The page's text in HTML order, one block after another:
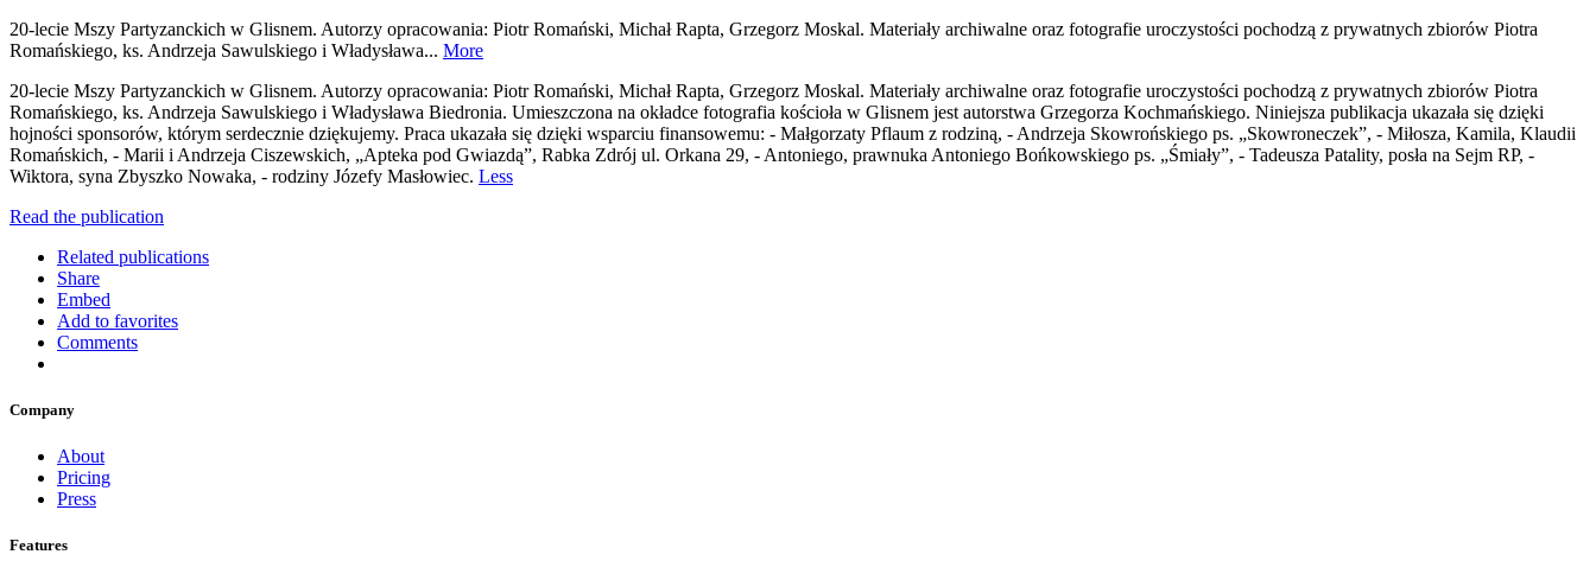
20-lecie Mszy Partyzanckich w Glisnem. Autorzy opracowania: Piotr Romański, Michał Rapta, Grzegorz Moskal. Materiały archiwalne oraz fotografie uroczystości pochodzą z prywatnych zbiorów Piotra
Romańskiego, ks. Andrzeja Sawulskiego i Władysława... More
20-lecie Mszy Partyzanckich w Glisnem. Autorzy opracowania: Piotr Romański, Michał Rapta, Grzegorz Moskal. Materiały archiwalne oraz fotografie uroczystości pochodzą z prywatnych zbiorów Piotra
Romańskiego, ks. Andrzeja Sawulskiego i Władysława Biedronia. Umieszczona na okładce fotografia kościoła w Glisnem jest autorstwa Grzegorza Kochmańskiego. Niniejsza publikacja ukazała się dzięki
hojności sponsorów, którym serdecznie dziękujemy. Praca ukazała się dzięki wsparciu finansowemu: - Małgorzaty Pflaum z rodziną, - Andrzeja Skowrońskiego ps. „Skowroneczek”, - Miłosza, Kamila, Klaudii
Romańskich, - Marii i Andrzeja Ciszewskich, „Apteka pod Gwiazdą”, Rabka Zdrój ul. Orkana 29, - Antoniego, prawnuka Antoniego Bońkowskiego ps. „Śmiały”, - Tadeusza Patality, posła na Sejm RP, -
Wiktora, syna Zbyszko Nowaka, - rodziny Józefy Masłowiec. Less
Read the publication
Related publications
Share
Embed
Add to favorites
Comments
Company
About
Pricing
Press
Features